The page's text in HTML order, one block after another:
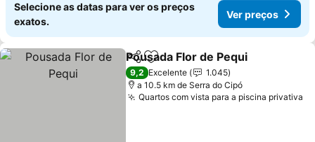
Selecione as datas para ver os preços
exatos.
Ver preços
PartilharAdicionar aos favoritos
Pousada Flor de Pequi
9,2 Excelente
1.045
a 10.5 km de Serra do Cipó
Quartos com vista para a piscina privativa